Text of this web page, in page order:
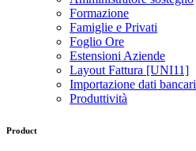
Formazione
Famiglie e Privati
Foglio Ore
Estensioni Aziende
Layout Fattura [UNI11]
Importazione dati bancari
Produttività
Product